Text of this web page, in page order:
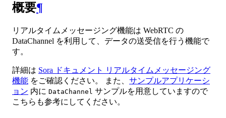
概要¶
リアルタイムメッセージング機能は WebRTC の
DataChannel を利用して、データの送受信を行う機能で
す。
詳細は Sora ドキュメント リアルタイムメッセージング
機能 をご確認ください。 また、 サンプルアプリケーシ
ョン 内に DataChannel サンプルを用意していますので
こちらも参考にしてください。